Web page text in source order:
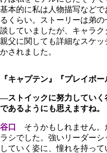
基本的に私は人物描写など
るくらい。ストーリーは弟
談していましたが、キャラ
親父に関しても詳細なスケ
かされました。
『キャプテン』『プレイボ
―ストイックに努力していく
であるようにも思えますね。
谷口
そうかもしれません。
ラシでした。強いリーダーシ
していく姿に、憧れを持って